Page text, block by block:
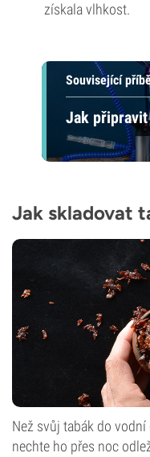
získala vlhkost.
Související
Jak
Jak skladovat
Než svůj tabák do
nechte ho přes noc